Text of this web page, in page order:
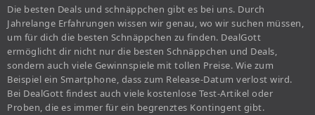
Die besten Deals und schnäppchen gibt es bei uns. Durch
Jahrelange Erfahrungen wissen wir genau, wo wir suchen müssen,
um für dich die besten Schnäppchen zu finden. DealGott
ermöglicht dir nicht nur die besten Schnäppchen und Deals,
sondern auch viele Gewinnspiele mit tollen Preise. Wie zum
Beispiel ein Smartphone, dass zum Release-Datum verlost wird.
Bei DealGott findest auch viele kostenlose Test-Artikel oder
Proben, die es immer für ein begrenztes Kontingent gibt.